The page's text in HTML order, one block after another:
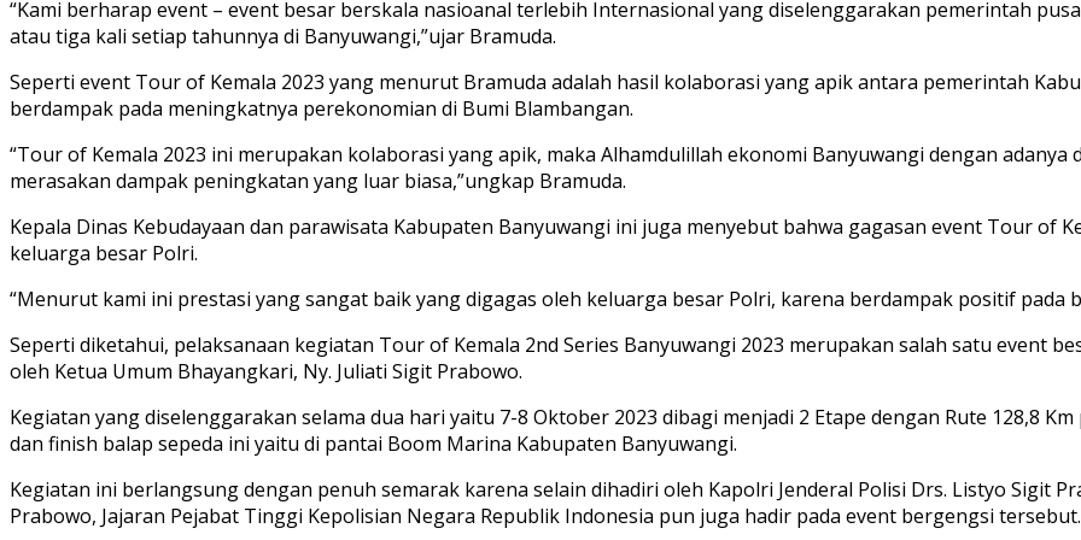
“Kami berharap event – event besar berskala nasioanal terlebih Internasional yang diselenggarakan pemerintah
atau tiga kali setiap tahunnya di Banyuwangi,”ujar Bramuda.
Seperti event Tour of Kemala 2023 yang menurut Bramuda adalah hasil kolaborasi yang apik antara pemerintah
berdampak pada meningkatnya perekonomian di Bumi Blambangan.
“Tour of Kemala 2023 ini merupakan kolaborasi yang apik, maka Alhamdulillah ekonomi Banyuwangi dengan
merasakan dampak peningkatan yang luar biasa,”ungkap Bramuda.
Kepala Dinas Kebudayaan dan parawisata Kabupaten Banyuwangi ini juga menyebut bahwa gagasan event Tour of
keluarga besar Polri.
“Menurut kami ini prestasi yang sangat baik yang digagas oleh keluarga besar Polri, karena berdampak positif
Seperti diketahui, pelaksanaan kegiatan Tour of Kemala 2nd Series Banyuwangi 2023 merupakan salah satu event
oleh Ketua Umum Bhayangkari, Ny. Juliati Sigit Prabowo.
Kegiatan yang diselenggarakan selama dua hari yaitu 7-8 Oktober 2023 dibagi menjadi 2 Etape dengan Rute 128,8
dan finish balap sepeda ini yaitu di pantai Boom Marina Kabupaten Banyuwangi.
Kegiatan ini berlangsung dengan penuh semarak karena selain dihadiri oleh Kapolri Jenderal Polisi Drs. Listyo Sigit
Prabowo, Jajaran Pejabat Tinggi Kepolisian Negara Republik Indonesia pun juga hadir pada event bergengsi tersebut.